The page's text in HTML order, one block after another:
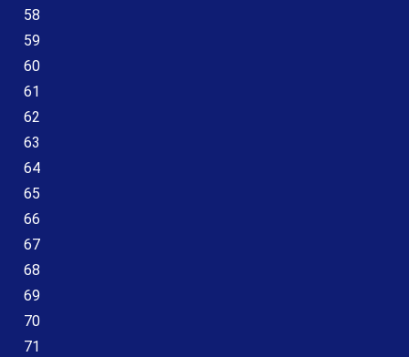
58
59
60
61
62
63
64
65
66
67
68
69
70
71